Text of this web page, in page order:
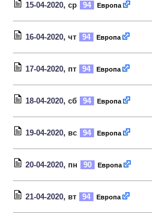
15-04-2020, ср 94 Европа
16-04-2020, чт 94 Европа
17-04-2020, пт 94 Европа
18-04-2020, сб 94 Европа
19-04-2020, вс 94 Европа
20-04-2020, пн 90 Европа
21-04-2020, вт 94 Европа